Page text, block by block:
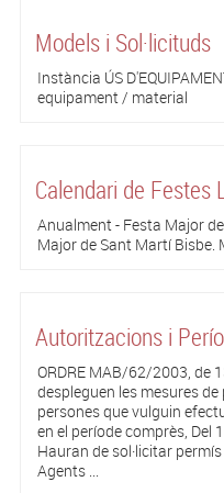
Models i Sol·licituds
Instància ÚS
equipament / material
Calendari de Festes
Anualment - Festa Major
Major de Sant Martí Bisbe.
Autoritzacions i
ORDRE MAB/62/2003, de
despleguen les mesures
persones que vulguin
en el període comprès, Del
Hauran de sol·licitar
Agents ...